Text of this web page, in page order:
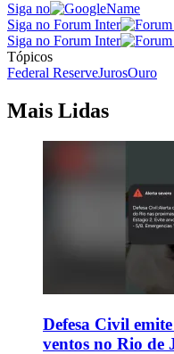
Siga no
Siga no Forum Inter
Siga no Forum Inter
Tópicos
Federal ReserveJurosOuro
Mais Lidas
Defesa Civil
ventos no Rio de